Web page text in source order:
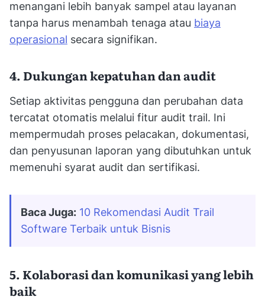
menangani lebih banyak sampel atau layanan
tanpa harus menambah tenaga atau biaya
operasional secara signifikan.
4. Dukungan kepatuhan dan audit
Setiap aktivitas pengguna dan perubahan data
tercatat otomatis melalui fitur audit trail. Ini
mempermudah proses pelacakan, dokumentasi,
dan penyusunan laporan yang dibutuhkan untuk
memenuhi syarat audit dan sertifikasi.
Baca Juga: 10 Rekomendasi Audit Trail
Software Terbaik untuk Bisnis
5. Kolaborasi dan komunikasi yang lebih
baik